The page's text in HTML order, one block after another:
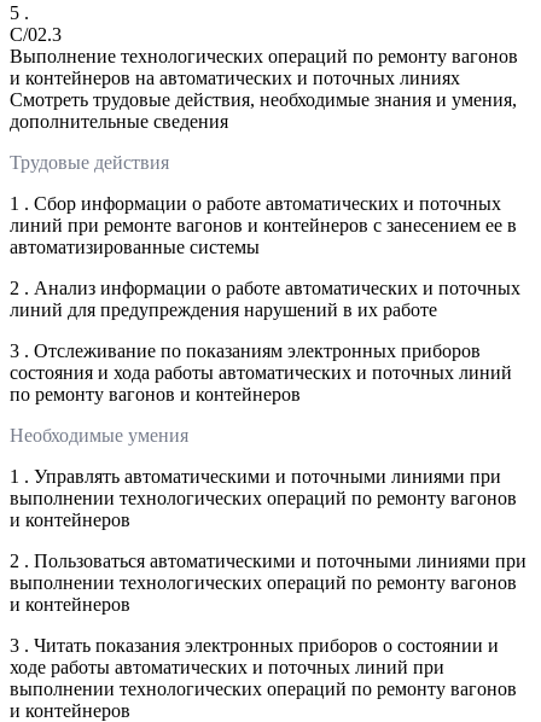
5 .
C/02.3
Выполнение технологических операций по ремонту вагонов
и контейнеров на автоматических и поточных линиях
Смотреть трудовые действия, необходимые знания и умения,
дополнительные сведения
Трудовые действия
1 . Сбор информации о работе автоматических и поточных
линий при ремонте вагонов и контейнеров с занесением ее в
автоматизированные системы
2 . Анализ информации о работе автоматических и поточных
линий для предупреждения нарушений в их работе
3 . Отслеживание по показаниям электронных приборов
состояния и хода работы автоматических и поточных линий
по ремонту вагонов и контейнеров
Необходимые умения
1 . Управлять автоматическими и поточными линиями при
выполнении технологических операций по ремонту вагонов
и контейнеров
2 . Пользоваться автоматическими и поточными линиями при
выполнении технологических операций по ремонту вагонов
и контейнеров
3 . Читать показания электронных приборов о состоянии и
ходе работы автоматических и поточных линий при
выполнении технологических операций по ремонту вагонов
и контейнеров